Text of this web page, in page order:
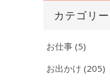
カテゴリー
お仕事 (5)
お出かけ (205)